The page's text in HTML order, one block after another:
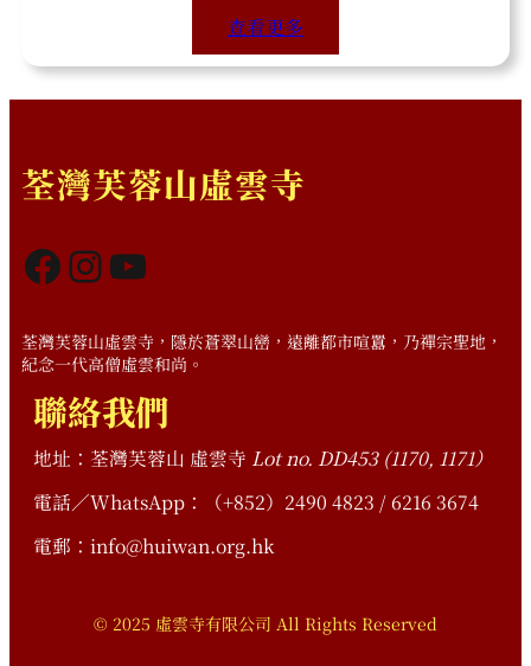
查看更多
荃灣芙蓉山虛雲寺
Facebook InstagramYouTube
荃灣芙蓉山虛雲寺，隱於蒼翠山巒，遠離都市喧囂，乃禪宗聖地，
紀念一代高僧虛雲和尚。
聯絡我們
地址：荃灣芙蓉山 虛雲寺 Lot no. DD453 (1170, 1171）
電話／WhatsApp：（+852）2490 4823 / 6216 3674
電郵：info@huiwan.org.hk
© 2025 虛雲寺有限公司 All Rights Reserved